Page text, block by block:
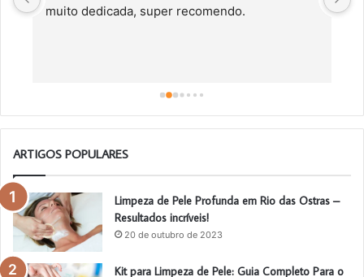
muito dedicada, super recomendo.
ARTIGOS POPULARES
Limpeza de Pele Profunda em Rio das Ostras –
Resultados incríveis!
20 de outubro de 2023
Kit para Limpeza de Pele: Guia Completo Para o